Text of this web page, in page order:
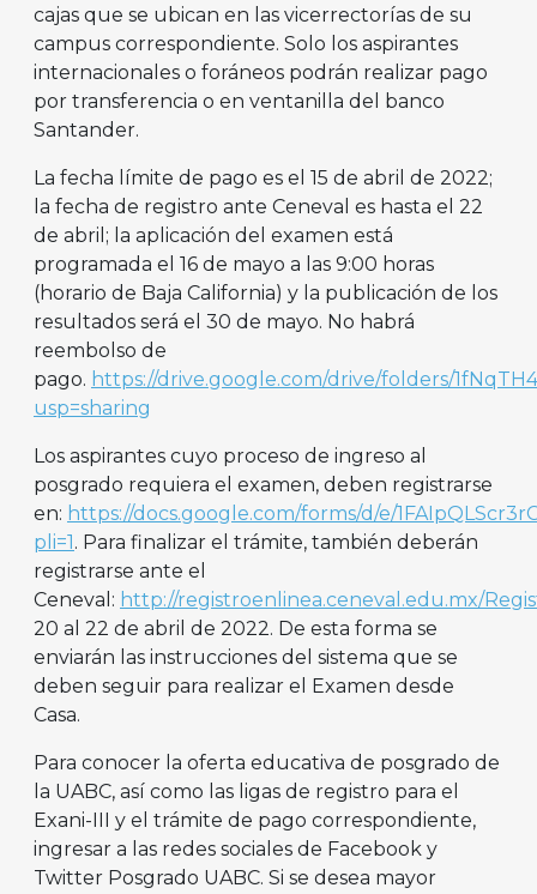
cajas que se ubican en las vicerrectorías de su
campus correspondiente. Solo los aspirantes
internacionales o foráneos podrán realizar pago
por transferencia o en ventanilla del banco
Santander.
La fecha límite de pago es el 15 de abril de 2022;
la fecha de registro ante Ceneval es hasta el 22
de abril; la aplicación del examen está
programada el 16 de mayo a las 9:00 horas
(horario de Baja California) y la publicación de los
resultados será el 30 de mayo. No habrá
reembolso de
pago. https://drive.google.com/drive/folders/
usp=sharing
Los aspirantes cuyo proceso de ingreso al
posgrado requiera el examen, deben registrarse
en: https://docs.google.com/forms/d/e/
pli=1 . Para finalizar el trámite, también deberán
registrarse ante el
Ceneval: http://registroenlinea.ceneval.edu.mx/
20 al 22 de abril de 2022. De esta forma se
enviarán las instrucciones del sistema que se
deben seguir para realizar el Examen desde
Casa.
Para conocer la oferta educativa de posgrado de
la UABC, así como las ligas de registro para el
Exani-III y el trámite de pago correspondiente,
ingresar a las redes sociales de Facebook y
Twitter Posgrado UABC. Si se desea mayor